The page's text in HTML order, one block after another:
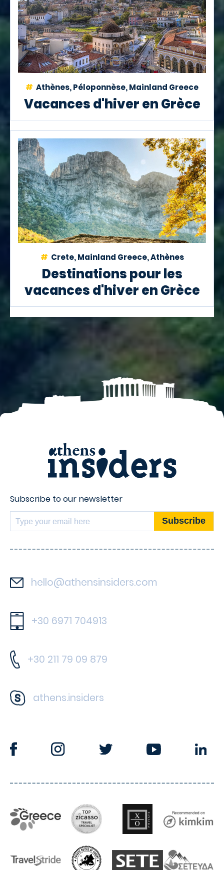
Athènes, Péloponnèse, Mainland Greece
Vacances d'hiver en Grèce
Crete, Mainland Greece, Athènes
Destinations pour les
vacances d'hiver en Grèce
Subscribe to our newsletter
hello@athensinsiders.com
+30 6971 704913
+30 211 79 09 879
athens.insiders